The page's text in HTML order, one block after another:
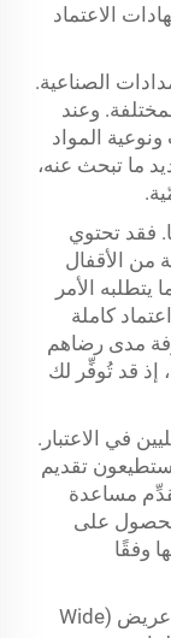
الاعتماد
الصناعية.
وعند
المواد
ما تبحث عنه،
فقد تحتوي
من الأقفال
يتطلبه الأمر
كاملة
مدى رضاهم
إذ قد تُوفِّر لك
في الاعتبار.
تقديم
مساعدة
على
وفقًا
باختصار، عند البحث عن أقفال ذات هيكل عريض (Wide